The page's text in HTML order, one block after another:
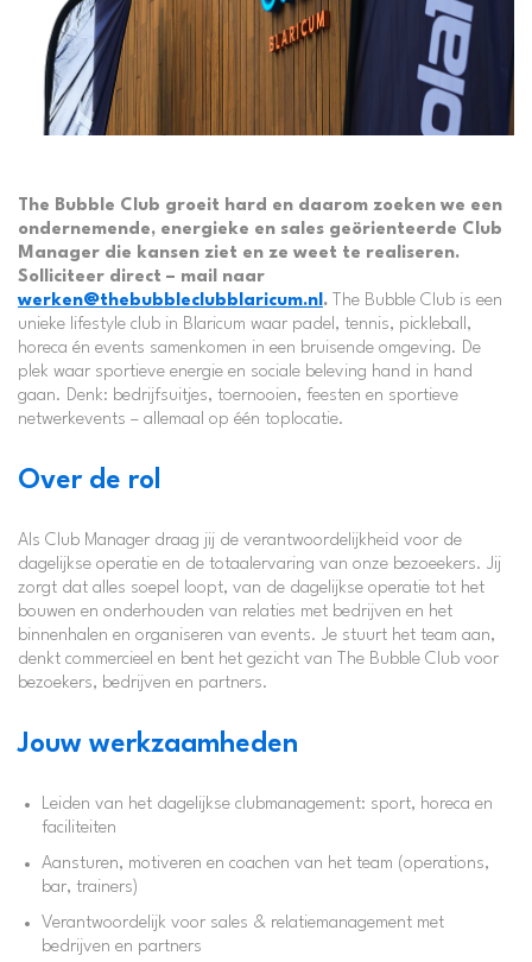
The Bubble Club groeit hard en daarom zoeken we een
ondernemende, energieke en sales geörienteerde Club
Manager die kansen ziet en ze weet te realiseren.
Solliciteer direct – mail naar
werken@thebubbleclubblaricum.nl .
The Bubble Club is een
unieke lifestyle club in Blaricum waar padel, tennis, pickleball,
horeca én events samenkomen in een bruisende omgeving. De
plek waar sportieve energie en sociale beleving hand in hand
gaan. Denk: bedrijfsuitjes, toernooien, feesten en sportieve
netwerkevents – allemaal op één toplocatie.
Over de rol
Als Club Manager draag jij de verantwoordelijkheid voor de
dagelijkse operatie en de totaalervaring van onze bezoeekers. Jij
zorgt dat alles soepel loopt, van de dagelijkse operatie tot het
bouwen en onderhouden van relaties met bedrijven en het
binnenhalen en organiseren van events. Je stuurt het team aan,
denkt commercieel en bent het gezicht van The Bubble Club voor
bezoekers, bedrijven en partners.
Jouw werkzaamheden
Leiden van het dagelijkse clubmanagement: sport, horeca en
faciliteiten
Aansturen, motiveren en coachen van het team (operations,
bar, trainers)
Verantwoordelijk voor sales & relatiemanagement met
bedrijven en partners